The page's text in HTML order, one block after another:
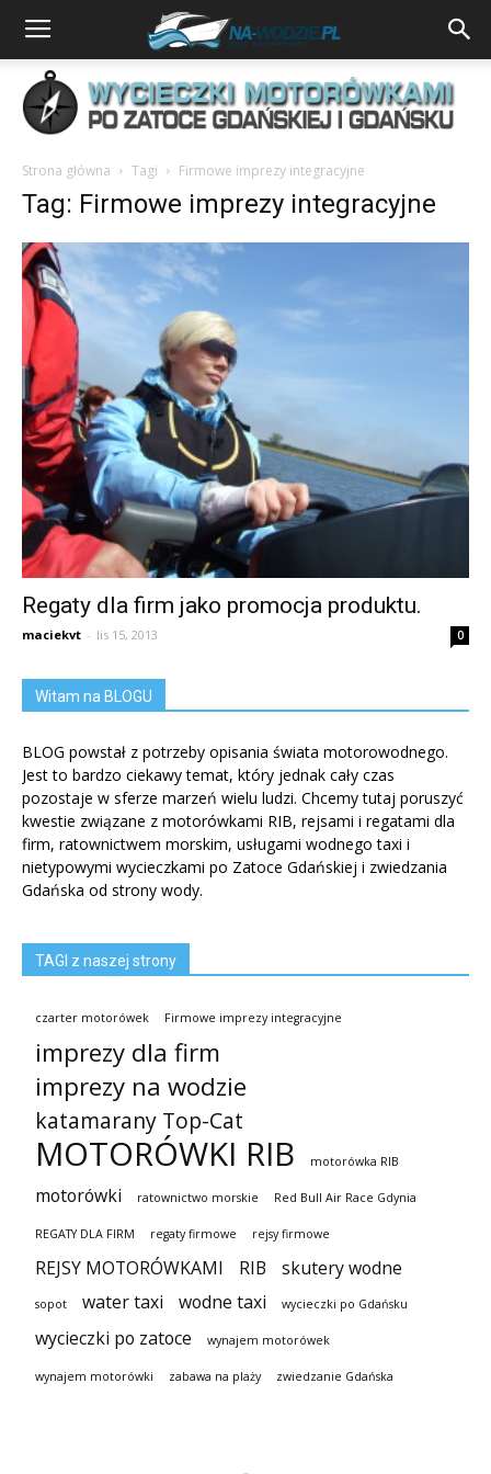
Strona główna Tagi Firmowe imprezy integracyjne
Tag: Firmowe imprezy integracyjne
Regaty dla firm jako promocja produktu.
maciekvt - lis 15, 2013 0
Witam na BLOGU
BLOG powstał z potrzeby opisania świata motorowodnego.
Jest to bardzo ciekawy temat, który jednak cały czas
pozostaje w sferze marzeń wielu ludzi. Chcemy tutaj poruszyć
kwestie związane z motorówkami RIB, rejsami i regatami dla
firm, ratownictwem morskim, usługami wodnego taxi i
nietypowymi wycieczkami po Zatoce Gdańskiej i zwiedzania
Gdańska od strony wody.
TAGI z naszej strony
czarter motorówek Firmowe imprezy integracyjne
imprezy dla firm
imprezy na wodzie
katamarany Top-Cat
MOTORÓWKI RIB motorówka RIB
motorówki ratownictwo morskie Red Bull Air Race Gdynia
REGATY DLA FIRM regaty firmowe rejsy firmowe
REJSY MOTORÓWKAMI RIB skutery wodne
sopot water taxi wodne taxi wycieczki po Gdańsku
wycieczki po zatoce wynajem motorówek
wynajem motorówki zabawa na plaży zwiedzanie Gdańska